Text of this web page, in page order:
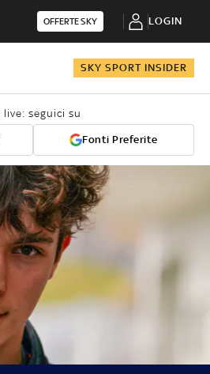
OFFERTE SKY LOGIN
SKY SPORT INSIDER
seguici su
Fonti Preferite